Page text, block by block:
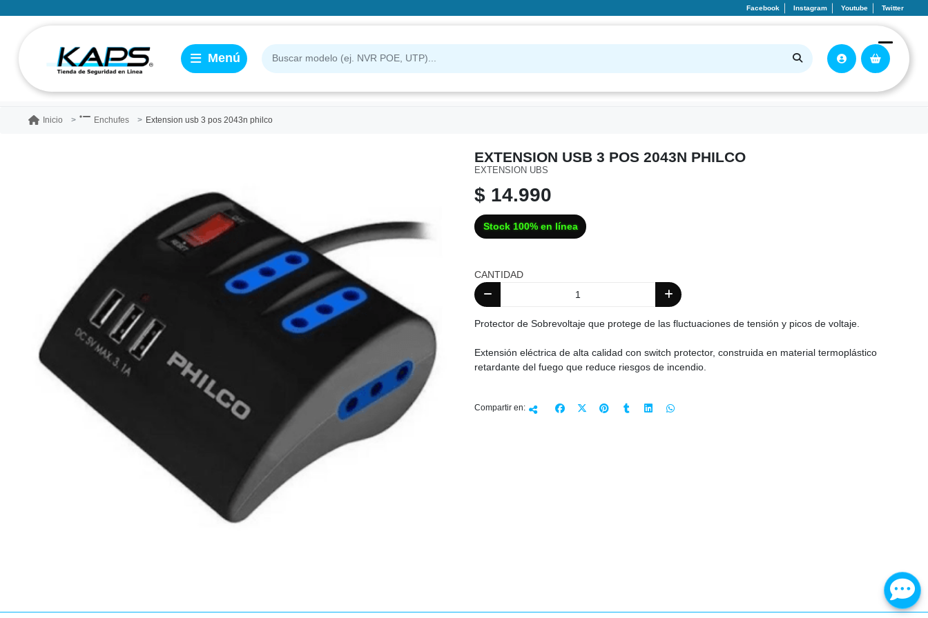
Facebook Instagram Youtube Twitter
Inicio Enchufes Extension usb 3 pos 2043n philco
EXTENSION USB 3 POS 2043N PHILCO
EXTENSION UBS
$ 14.990
Stock 100% en línea
CANTIDAD
Protector de Sobrevoltaje que protege de las fluctuaciones de tensión y picos de voltaje.
Extensión eléctrica de alta calidad con switch protector, construida en material termoplástico
retardante del fuego que reduce riesgos de incendio.
Compartir en: